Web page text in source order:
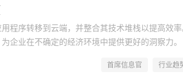
程序转移到云端，并整合其技术堆栈以提高效率
企业在不确定的经济环境中提供更好的洞察力。
首席信息官 行业趋